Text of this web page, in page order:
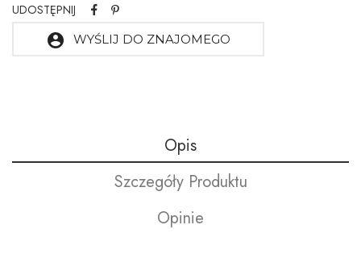
UDOSTĘPNIJ
account_circle WYŚLIJ DO ZNAJOMEGO
Opis
Szczegóły Produktu
Opinie